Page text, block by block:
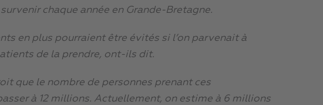
chaque année en Grande-Bretagne.
en plus pourraient être évités si l’on parvenait à
de la prendre, ont-ils dit.
que le nombre de personnes prenant ces
à 12 millions. Actuellement, on estime à 6 millions